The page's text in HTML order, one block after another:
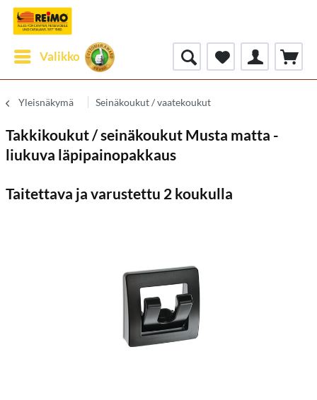
Valikko
Yleisnäkymä Seinäkoukut / vaatekoukut
Takkikoukut / seinäkoukut Musta matta -
liukuva läpipainopakkaus
Taitettava ja varustettu 2 koukulla